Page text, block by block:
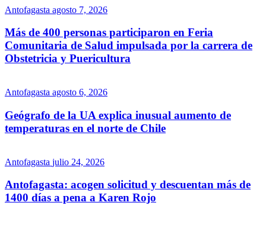
Antofagasta agosto 7, 2026
Más de 400 personas participaron en Feria
Comunitaria de Salud impulsada por la carrera de
Obstetricia y Puericultura
Antofagasta agosto 6, 2026
Geógrafo de la UA explica inusual aumento de
temperaturas en el norte de Chile
Antofagasta julio 24, 2026
Antofagasta: acogen solicitud y descuentan más de
1400 días a pena a Karen Rojo